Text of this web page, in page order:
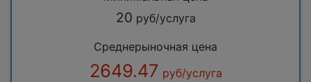
20 руб/услуга
Среднерыночная цена
2649.47 руб/услуга